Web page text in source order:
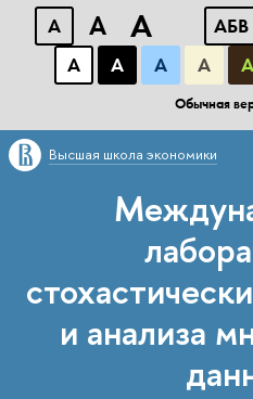
A A A АБВ
А
А А А А
Обычная
Высшая школа экономики
и анализа